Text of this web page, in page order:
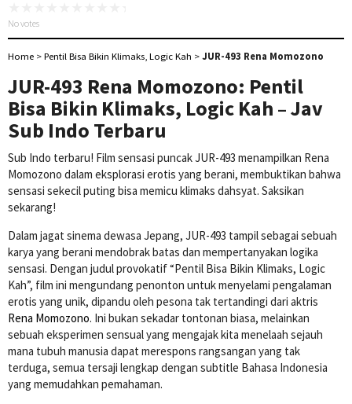
No votes
Home >Pentil Bisa Bikin Klimaks, Logic Kah >JUR-493 Rena Momozono
JUR-493 Rena Momozono: Pentil
Bisa Bikin Klimaks, Logic Kah – Jav
Sub Indo Terbaru
Sub Indo terbaru! Film sensasi puncak JUR-493 menampilkan Rena
Momozono dalam eksplorasi erotis yang berani, membuktikan bahwa
sensasi sekecil puting bisa memicu klimaks dahsyat. Saksikan
sekarang!
Dalam jagat sinema dewasa Jepang, JUR-493 tampil sebagai sebuah
karya yang berani mendobrak batas dan mempertanyakan logika
sensasi. Dengan judul provokatif “Pentil Bisa Bikin Klimaks, Logic
Kah”, film ini mengundang penonton untuk menyelami pengalaman
erotis yang unik, dipandu oleh pesona tak tertandingi dari aktris
Rena Momozono. Ini bukan sekadar tontonan biasa, melainkan
sebuah eksperimen sensual yang mengajak kita menelaah sejauh
mana tubuh manusia dapat merespons rangsangan yang tak
terduga, semua tersaji lengkap dengan subtitle Bahasa Indonesia
yang memudahkan pemahaman.